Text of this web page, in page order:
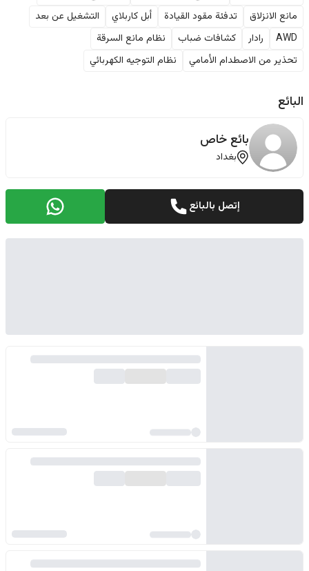
مانع الانزلاق
تدفئة مقود القيادة أبل كاربلاي
التشغيل عن بعد
AWD
رادار كشافات ضباب
نظام مانع السرقة
تحذير من الاصطدام الأمامي
نظام التوجيه الكهربائي
البائع
بائع خاص
بغداد
إتصل بالبائع